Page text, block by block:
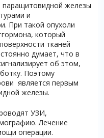
железы
и
При такой опухоли
который
тканей
думает, что в
об этом,
Поэтому
является первым
железы.
УЗИ,
Лечение
операции.